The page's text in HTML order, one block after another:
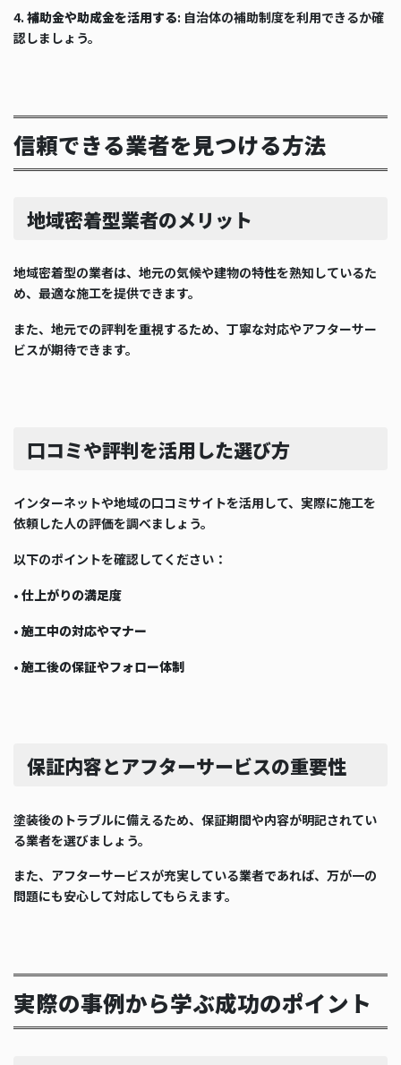
4. 補助金や助成金を活用する: 自治体の補助制度を利用できるか確
認しましょう。
信頼できる業者を見つける方法
地域密着型業者のメリット
地域密着型の業者は、地元の気候や建物の特性を熟知しているた
め、最適な施工を提供できます。
また、地元での評判を重視するため、丁寧な対応やアフターサー
ビスが期待できます。
口コミや評判を活用した選び方
インターネットや地域の口コミサイトを活用して、実際に施工を
依頼した人の評価を調べましょう。
以下のポイントを確認してください：
• 仕上がりの満足度
• 施工中の対応やマナー
• 施工後の保証やフォロー体制
保証内容とアフターサービスの重要性
塗装後のトラブルに備えるため、保証期間や内容が明記されてい
る業者を選びましょう。
また、アフターサービスが充実している業者であれば、万が一の
問題にも安心して対応してもらえます。
実際の事例から学ぶ成功のポイント